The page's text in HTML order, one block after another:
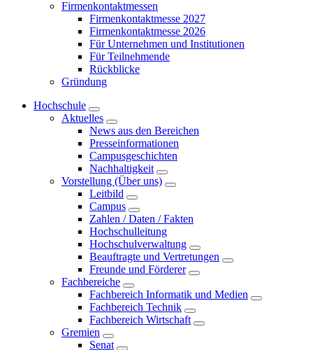
Firmenkontaktmessen
Firmenkontaktmesse 2027
Firmenkontaktmesse 2026
Für Unternehmen und Institutionen
Für Teilnehmende
Rückblicke
Gründung
Hochschule
Aktuelles
News aus den Bereichen
Presseinformationen
Campusgeschichten
Nachhaltigkeit
Vorstellung (Über uns)
Leitbild
Campus
Zahlen / Daten / Fakten
Hochschulleitung
Hochschulverwaltung
Beauftragte und Vertretungen
Freunde und Förderer
Fachbereiche
Fachbereich Informatik und Medien
Fachbereich Technik
Fachbereich Wirtschaft
Gremien
Senat